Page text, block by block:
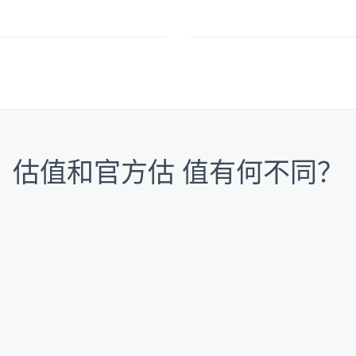
估值和官方估 值有何不同？